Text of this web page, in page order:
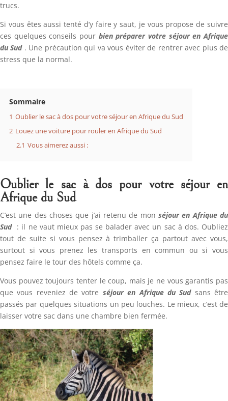
trucs.
Si vous êtes aussi tenté d’y faire y saut, je vous propose de suivre
ces quelques conseils pour bien préparer votre séjour en Afrique
du Sud . Une précaution qui va vous éviter de rentrer avec plus de
stress que la normal.
Sommaire
1 Oublier le sac à dos pour votre séjour en Afrique du Sud
2 Louez une voiture pour rouler en Afrique du Sud
2.1 Vous aimerez aussi :
Oublier le sac à dos pour votre séjour en
Afrique du Sud
C’est une des choses que j’ai retenu de mon séjour en Afrique du
Sud: il ne vaut mieux pas se balader avec un sac à dos. Oubliez
tout de suite si vous pensez à trimballer ça partout avec vous,
surtout si vous prenez les transports en commun ou si vous
pensez faire le tour des hôtels comme ça.
Vous pouvez toujours tenter le coup, mais je ne vous garantis pas
que vous reveniez de votre séjour en Afrique du Sudsans être
passés par quelques situations un peu louches. Le mieux, c’est de
laisser votre sac dans une chambre bien fermée.